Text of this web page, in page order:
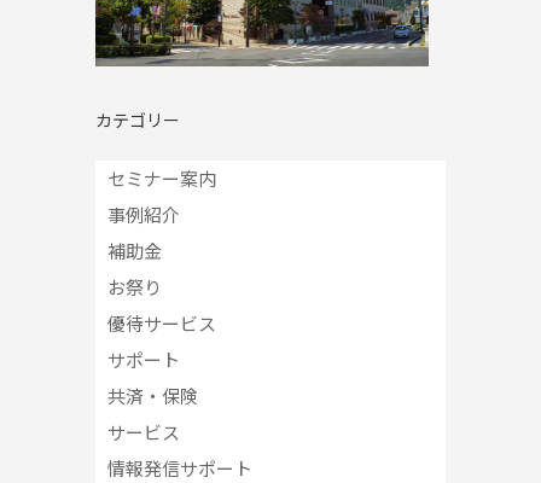
カテゴリー
セミナー案内
事例紹介
補助金
お祭り
優待サービス
サポート
共済・保険
サービス
情報発信サポート